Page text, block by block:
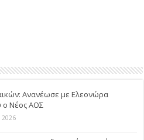
Ανανέωσε με Ελεονώρα
ο Νέος ΑΟΣ